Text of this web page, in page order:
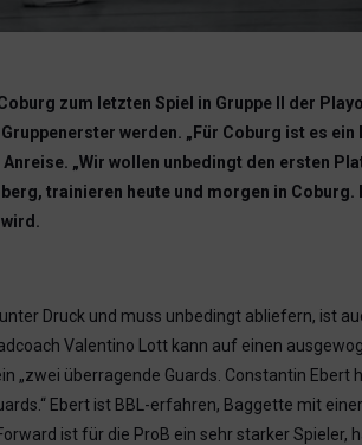
zum letzten Spiel in Gruppe II der
werden. „Für Coburg ist es
„Wir wollen unbedingt den ersten
trainieren heute und morgen in Coburg.
Druck und muss unbedingt abliefern, ist
Valentino Lott kann auf einen
„zwei überragende Guards. Constantin Ebert
Ebert ist BBL-erfahren, Baggette mit
ist für die ProB ein sehr starker Spieler,